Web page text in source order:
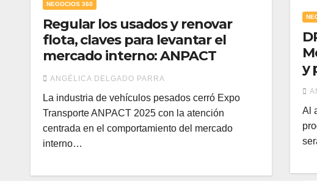
NEGOCIOS 360
Regular los usados y renovar
flota, claves para levantar el
mercado interno: ANPACT
ANGÉLICA DELGADO PARRA
La industria de vehículos pesados cerró Expo
Transporte ANPACT 2025 con la atención
centrada en el comportamiento del mercado
interno…
y
Al